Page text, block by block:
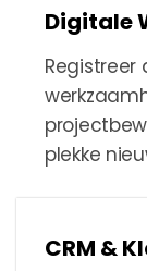
Digitale
Registreer
plekke
CRM &